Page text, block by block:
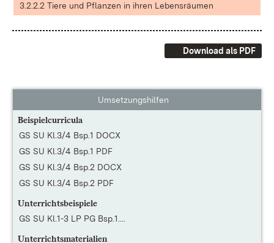
3.2.2.2 Tiere und Pflanzen in ihren Lebensräumen
Download als PDF
Umsetzungshilfen
Beispielcurricula
GS SU Kl.3/4 Bsp.1 DOCX
GS SU Kl.3/4 Bsp.1 PDF
GS SU Kl.3/4 Bsp.2 DOCX
GS SU Kl.3/4 Bsp.2 PDF
Unterrichtsbeispiele
GS SU Kl.1-3 LP PG Bsp.1....
Unterrichtsmaterialien